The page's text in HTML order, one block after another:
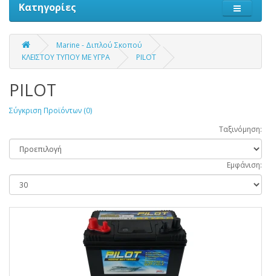
Κατηγορίες
Marine - Διπλού Σκοπού
ΚΛΕΙΣΤΟΥ ΤΥΠΟΥ ΜΕ ΥΓΡΑ
PILOT
PILOT
Σύγκριση Προϊόντων (0)
Ταξινόμηση:
Εμφάνιση: